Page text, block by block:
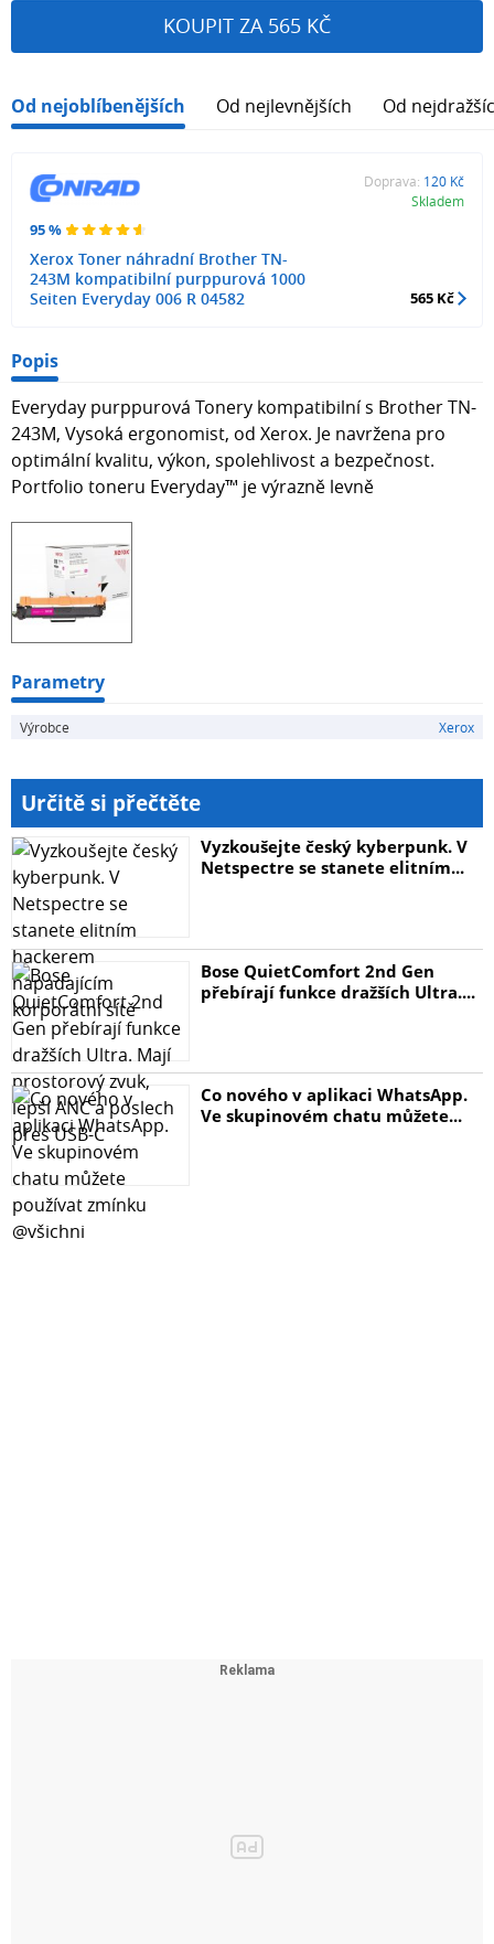
KOUPIT ZA 565 KČ
Od nejoblíbenějších Od nejlevnějších Od
95 %
Xerox Toner náhradní Brother TN-
243M kompatibilní purppurová 1000
Seiten Everyday 006 R 04582
Doprava: 120 Kč
Skladem
565 Kč
Popis
Everyday purppurová Tonery kompatibilní s Brother TN-
243M, Vysoká ergonomist, od Xerox. Je navržena pro
optimální kvalitu, výkon, spolehlivost a bezpečnost.
Portfolio toneru Everyday™ je výrazně levně
Parametry
Výrobce Xerox
Určitě si přečtěte
Vyzkoušejte český kyberpunk. V
Netspectre se stanete elitním...
Bose QuietComfort 2nd Gen
přebírají funkce dražších Ultra....
Co nového v aplikaci WhatsApp.
Ve skupinovém chatu můžete...